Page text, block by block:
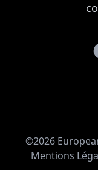
©2026
Mentions